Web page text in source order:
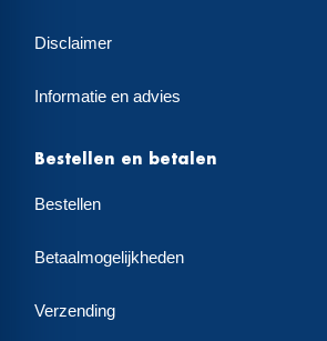
Disclaimer
Informatie en advies
Bestellen en betalen
Bestellen
Betaalmogelijkheden
Verzending